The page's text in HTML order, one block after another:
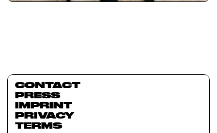
CONTACT
PRESS
IMPRINT
PRIVACY
TERMS